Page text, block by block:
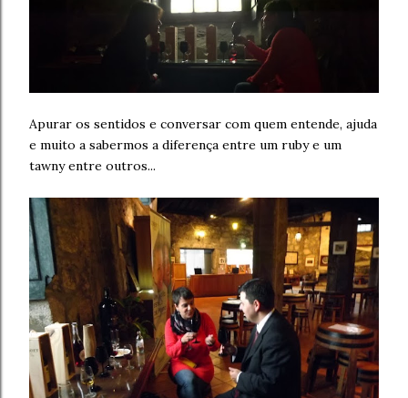
Apurar os sentidos e conversar com quem entende, ajuda
e muito a sabermos a diferença entre um ruby e um
tawny entre outros...